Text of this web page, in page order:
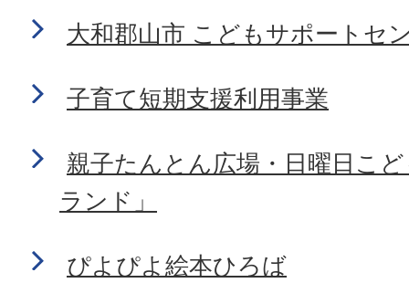
大和郡山市 こどもサポートセ
子育て短期支援利用事業
親子たんとん広場・日曜日こ
ランド」
ぴよぴよ絵本ひろば